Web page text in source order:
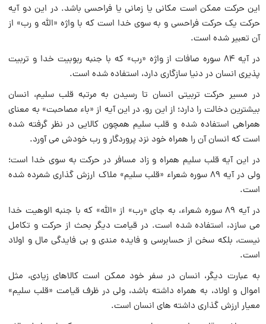
این حرکت ممکن است مکانی یا زمانی یا فراحسی باشد. در این دو آیه
حرکت یک حرکت فراحسی و به سوی خدا است که با واژه «الله و رب» از
آن تعبیر شده است.
در آیه ۸۴ سوره صافات از واژه «رب» که با جنبه ربوبیت خدا و تربیت
پذیری انسان در دنیا سازگاری دارد، استفاده شده است.
در مسیر حرکت تربیتی انسان تا رسیدن به مرتبه قلب سلیم، انسان
بیشترین دخالت را دارد؛ از این رو، در این آیه از «باء مصاحبت» به معنای
همراهی استفاده شده و قلب سلیم همچون کالایی در نظر گرفته شده
است که انسان آن را همراه خود نزد پروردگار و رب خودش می آورد.
در این آیه قلب سلیم همراه و زاد مسافر در حرکت به سوی خدا است؛‌
ولی در آیه ۸۹ سوره شعراء «قلب سلیم» ملاک ارزش گذاری شمرده شده
است.
در آیه ۸۹ سوره شعراء، به جای «رب» از «الله» که با جنبه الوهیت خدا
می سازد، استفاده شده است. در قیامت دیگر بحث از حرکت و تکامل
نیست، بلکه سخن از حسابرسی و فایده مندی و بی فایدگی مال و اولاد
است.
به عبارت دیگر، انسان در سفر خود ممکن است کالاهای زیادی، مثل
اموال و اولاد، به همراه داشته باشد، ولی در ظرف قیامت «قلب سلیم»
معیار ارزش گذاری داشته های انسان است.